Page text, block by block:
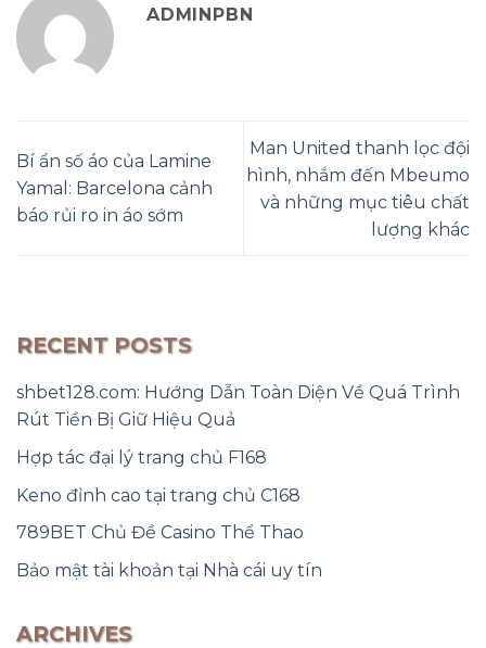
ADMINPBN
Bí ẩn số áo của Lamine
Yamal: Barcelona cảnh
báo rủi ro in áo sớm
Man United thanh lọc đội
hình, nhắm đến Mbeumo
và những mục tiêu chất
lượng khác
RECENT POSTS
shbet128.com: Hướng Dẫn Toàn Diện Về Quá Trình
Rút Tiền Bị Giữ Hiệu Quả
Hợp tác đại lý trang chủ F168
Keno đỉnh cao tại trang chủ C168
789BET Chủ Đề Casino Thể Thao
Bảo mật tài khoản tại Nhà cái uy tín
ARCHIVES